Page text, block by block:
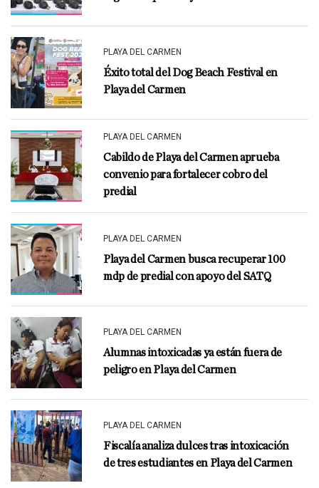
PLAYA DEL CARMEN
Éxito total del Dog Beach Festival en
Playa del Carmen
PLAYA DEL CARMEN
Cabildo de Playa del Carmen aprueba
convenio para fortalecer cobro del
predial
PLAYA DEL CARMEN
Playa del Carmen busca recuperar 100
mdp de predial con apoyo del SATQ
PLAYA DEL CARMEN
Alumnas intoxicadas ya están fuera de
peligro en Playa del Carmen
PLAYA DEL CARMEN
Fiscalía analiza dulces tras intoxicación
de tres estudiantes en Playa del Carmen